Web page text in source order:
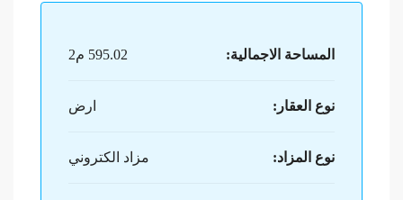
المساحة الاجمالية: 595.02 م2
نوع العقار: ارض
نوع المزاد: مزاد الكتروني